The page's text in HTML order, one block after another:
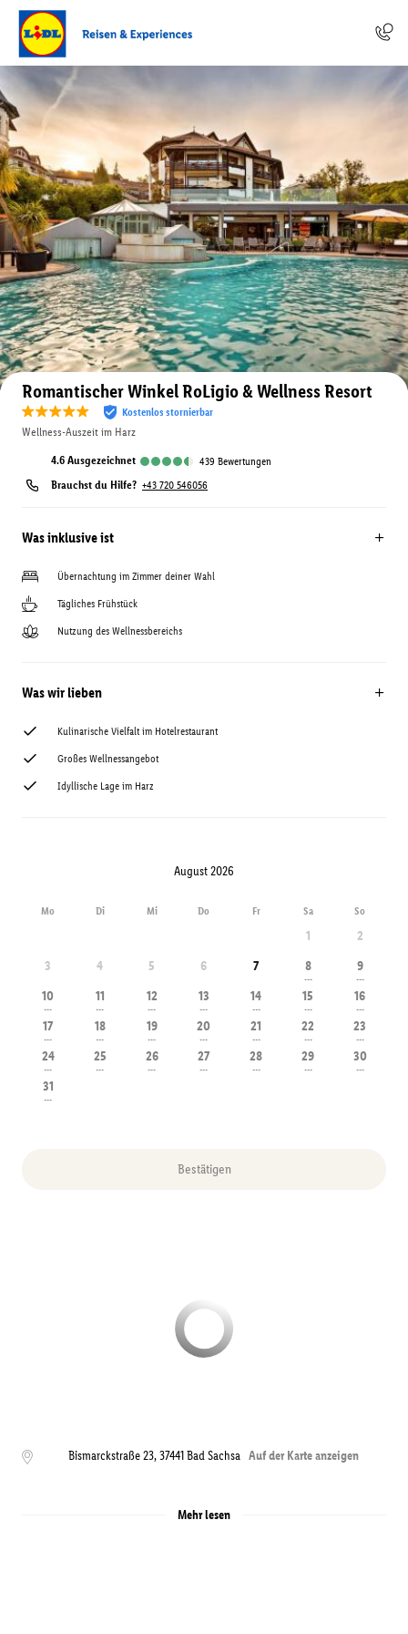
Auf der Karte anzeigen
Romantischer Winkel RoLigio & Wellness Resort
Kostenlos stornierbar
Wellness-Auszeit im Harz
4.6 ausgezeichnet 439 Bewertungen
Brauchst du Hilfe? +43 720 546056
Was inklusive ist
Übernachtung im Zimmer deiner Wahl
Tägliches Frühstück
Nutzung des Wellnessbereichs
Was wir lieben
Kulinarische Vielfalt im Hotelrestaurant
Großes Wellnessangebot
Idyllische Lage im Harz
August 2026
Mo Di Mi Do Fr Sa So
1
2
3
4 5 6 7 8
---
9
---
10
---
11
---
12
---
13
---
14
---
15
---
16
---
17
---
18
---
19
---
20
---
21
---
22
---
23
---
24
---
25
---
26
---
27
---
28
---
29
---
30
---
31
---
Bestätigen
Bismarckstraße 23,37441Bad Sachsa Auf der Karte anzeigen
Mehr lesen